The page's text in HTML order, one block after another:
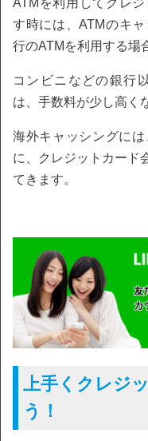
ATMを利用してクレ
す時には、ATMのキ
行のATMを利用する場
コンビニなどの銀行
は、手数料が少し高く
海外キャッシングに
に、クレジットカード
てきます。
上手くクレジ
う！